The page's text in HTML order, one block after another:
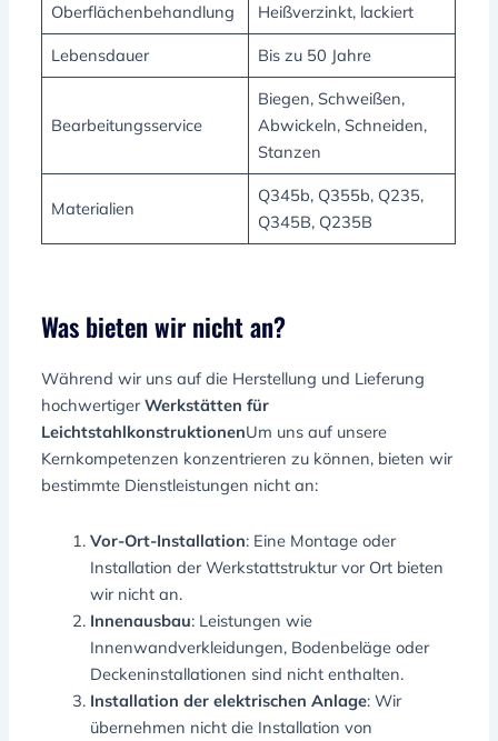
Oberflächenbehandlung Heißverzinkt, lackiert
Lebensdauer Bis zu 50 Jahre
Bearbeitungsservice
Biegen, Schweißen,
Abwickeln, Schneiden,
Stanzen
Materialien
Q345b, Q355b, Q235,
Q345B, Q235B
Was bieten wir nicht an?
Während wir uns auf die Herstellung und Lieferung
hochwertigerWerkstätten für
LeichtstahlkonstruktionenUm uns auf unsere
Kernkompetenzen konzentrieren zu können, bieten wir
bestimmte Dienstleistungen nicht an:
Vor-Ort-Installation: Eine Montage oder
Installation der Werkstattstruktur vor Ort bieten
wir nicht an.
Innenausbau: Leistungen wie
Innenwandverkleidungen, Bodenbeläge oder
Deckeninstallationen sind nicht enthalten.
Installation der elektrischen Anlage: Wir
übernehmen nicht die Installation von